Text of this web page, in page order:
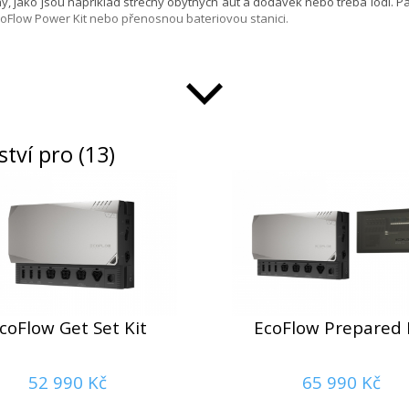
Power Kit nebo přenosnou bateriovou stanici.
Každý ze 182 monokrystalických křemíkových článků je vyroben
s ochrannou fólií ETFE vydrží i náročné prostředí. Panel je tedy
algoritmus MPPT celkový solární příkon připojených panelů.
MC4 konektory. Díky univerzálnímu solárnímu konektoru lze
pro (13)
Get Set Kit
52 990 Kč
EcoFlow Prepared
65 990 Kč